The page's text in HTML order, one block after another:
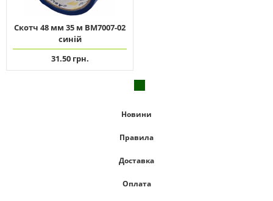
Скотч 48 мм 35 м ВМ7007-02
синій
31.50 грн.
Новини
Правила
Доставка
Оплата